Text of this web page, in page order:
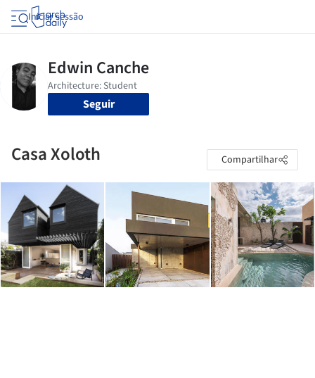
Iniciar sessão
Seguir
Casa Xoloth Compartilhar